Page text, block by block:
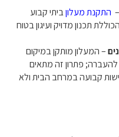
– התקנת מעלוןביתי קבוע
תכנון מדויק ועיגון בטוח
– המעלון מותקן במיקום
להעברה; פתרון זה מתאים
קבועה במרחב הבית ולא